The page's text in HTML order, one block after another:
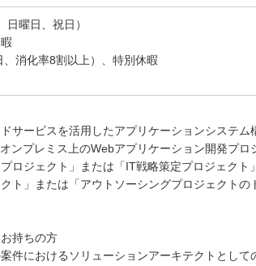
日曜日、祝日）
、消化率8割以上）、特別休暇
サービスを活用したアプリケーションシステ
ンプレミス上のWebアプリケーション開発プロ
ロジェクト」または「IT戦略策定プロジェク
ト」または「アウトソーシングプロジェクト
持ちの方
件におけるソリューションアーキテクトとして